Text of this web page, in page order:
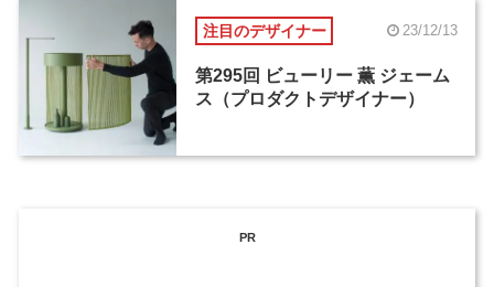
注目のデザイナー 23/12/13
第295回 ビューリー 薫 ジェーム
ス（プロダクトデザイナー）
PR